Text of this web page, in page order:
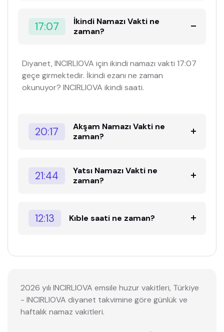
17:07
İkindi Namazı Vakti ne
zaman?
Diyanet, INCIRLIOVA için ikindi namazı vakti 17:07
geçe girmektedir. İkindi ezanı ne zaman
okunuyor? INCIRLIOVA ikindi saati.
20:17
Akşam Namazı Vakti ne
zaman?
21:44
Yatsı Namazı Vakti ne
zaman?
12:13 Kıble saati ne zaman?
2026 yılı INCIRLIOVA emsile huzur vakitleri, Türkiye
- INCIRLIOVA diyanet takvimine göre günlük ve
haftalık namaz vakitleri.